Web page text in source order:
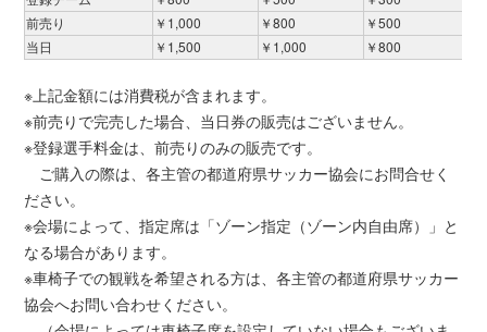
前売り
￥1,000 ￥800
￥500
当日
￥1,500 ￥1,000 ￥800
※上記金額には消費税が含まれます。
※前売りで完売した場合、当日券の販売はございません。
※登録選手料金は、前売りのみの販売です。
ご購入の際は、各主管の都道府県サッカー協会にお問合せく
ださい。
※会場によって、指定席は「ゾーン指定（ゾーン内自由席）」と
なる場合があります。
※車椅子での観戦を希望される方は、各主管の都道府県サッカー
協会へお問い合わせください。